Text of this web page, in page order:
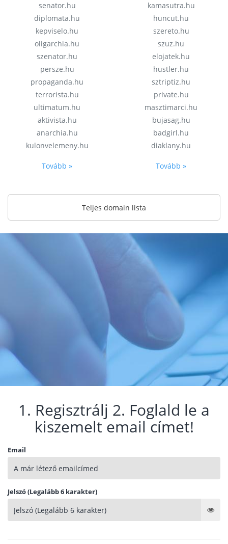
senator.hu
diplomata.hu
kepviselo.hu
oligarchia.hu
szenator.hu
persze.hu
propaganda.hu
terrorista.hu
ultimatum.hu
aktivista.hu
anarchia.hu
kulonvelemeny.hu
Tovább »
kamasutra.hu
huncut.hu
szereto.hu
szuz.hu
elojatek.hu
hustler.hu
sztriptiz.hu
private.hu
masztimarci.hu
bujasag.hu
badgirl.hu
diaklany.hu
Tovább »
Teljes domain lista
1. Regisztrálj 2. Foglald le a
kiszemelt email címet!
Email
Jelszó (Legalább 6 karakter)